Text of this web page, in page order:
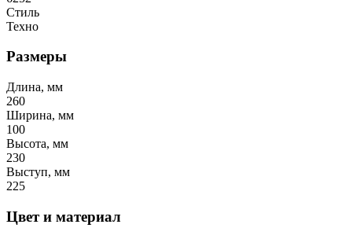
Стиль
Техно
Размеры
Длина, мм
260
Ширина, мм
100
Высота, мм
230
Выступ, мм
225
Цвет и материал